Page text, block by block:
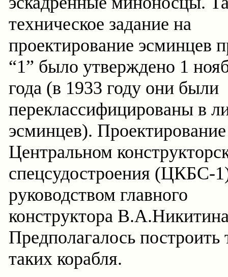
техническое задание на
проектирование эсминцев
“1” было утверждено 1
года (в 1933 году они были
переклассифицированы в
эсминцев).
Центральном
спецсудостроения (ЦКБС-
руководством главного
конструктора
Предполагалось построить
таких корабля.